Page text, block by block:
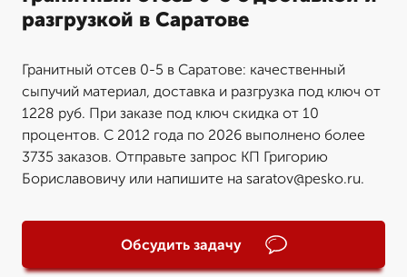
разгрузкой в Саратове
Гранитный отсев 0-5 в Саратове: качественный
сыпучий материал, доставка и разгрузка под ключ от
1228 руб. При заказе под ключ скидка от 10
процентов. С 2012 года по 2026 выполнено более
3735 заказов. Отправьте запрос КП Григорию
Бориславовичу или напишите на saratov@pesko.ru.
Обсудить задачу